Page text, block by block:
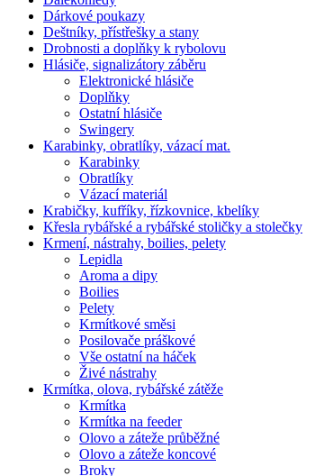
Dárkové poukazy
Deštníky, přístřešky a stany
Drobnosti a doplňky k rybolovu
Hlásiče, signalizátory záběru
Elektronické hlásiče
Doplňky
Ostatní hlásiče
Swingery
Karabinky, obratlíky, vázací mat.
Karabinky
Obratlíky
Vázací materiál
Krabičky, kufříky, řízkovnice, kbelíky
Křesla rybářské a rybářské stoličky a stolečky
Krmení, nástrahy, boilies, pelety
Lepidla
Aroma a dipy
Boilies
Pelety
Krmítkové směsi
Posilovače práškové
Vše ostatní na háček
Živé nástrahy
Krmítka, olova, rybářské zátěže
Krmítka
Krmítka na feeder
Olovo a záteže průběžné
Olovo a záteže koncové
Broky